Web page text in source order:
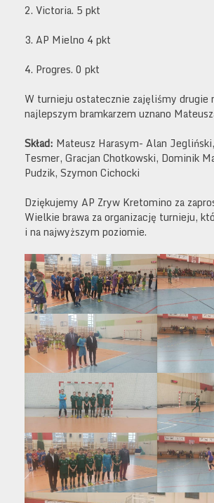
2. Victoria. 5 pkt
3. AP Mielno 4 pkt
4. Progres. 0 pkt
W turnieju ostatecznie zajęliśmy drugie
najlepszym bramkarzem uznano
Skład: Mateusz Harasym- Alan
Tesmer, Gracjan Chotkowski, Dominik
Pudzik, Szymon Cichocki
Dziękujemy AP Zryw Kretomino za
Wielkie brawa za organizację turnieju,
i na najwyższym poziomie.